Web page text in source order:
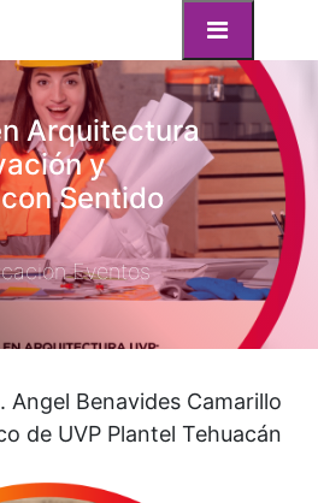
Arquitectura
y
Sentido
Eventos
Angel Benavides Camarillo
de UVP Plantel Tehuacán